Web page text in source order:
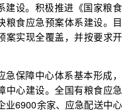
建设。积极推进《国家粮食
粮食应急预案体系建设。目
案实现全覆盖，并按要求开
保障中心体系基本形成，
中心建设。全国有粮食应急
业6900余家、应急配送中心